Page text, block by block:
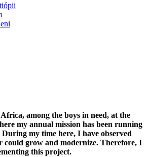
among the boys in need, at the
my annual mission has been running
During my time here, I have observed
could grow and modernize. Therefore, I
this project.